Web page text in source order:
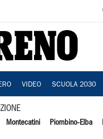
VIDEO SCUOLA 2030
Montecatini Piombino-Elba